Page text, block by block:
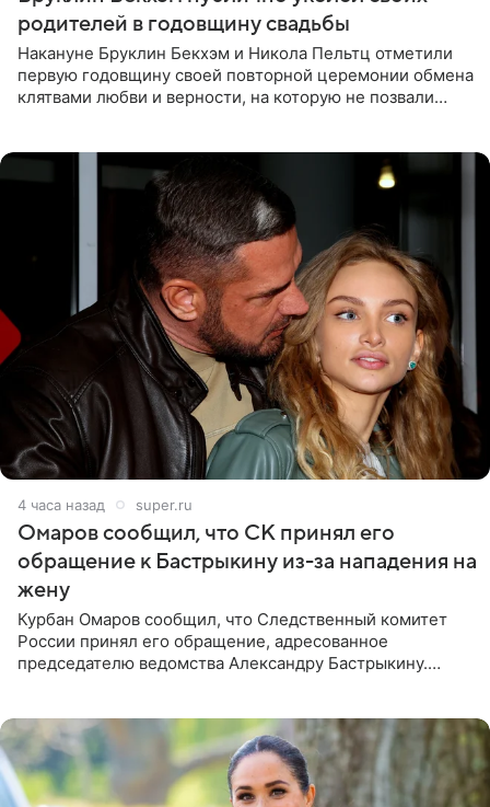
родителей в годовщину свадьбы
Накануне Бруклин Бекхэм и Никола Пельтц отметили
первую годовщину своей повторной церемонии обмена
клятвами любви и верности, на которую не позвали
4 часа назад super.ru
Омаров сообщил, что СК принял его
обращение к Бастрыкину из-за нападения на
жену
Курбан Омаров сообщил, что Следственный комитет
России принял его обращение, адресованное
председателю ведомства Александру Бастрыкину.